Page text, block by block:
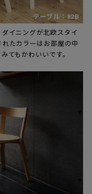
テーブル：82B
イニングが北欧スタイ
たカラーはお部屋の中
てもかわいいです。